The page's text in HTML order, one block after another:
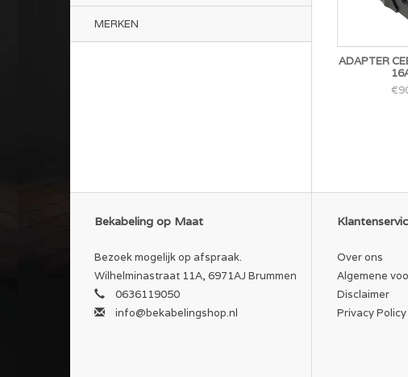
MERKEN
ADAPTER
Bekabeling op Maat
Bezoek mogelijk op afspraak.
Wilhelminastraat 11A, 6971AJ Brummen
0636119050
info@bekabelingshop.nl
Over ons
Algemene
Disclaimer
Privacy Policy